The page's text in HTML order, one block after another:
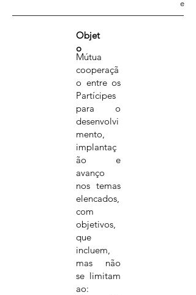
e
Objet
o
Mútua
cooperaçã
o entre os
Partícipes
para o
desenvolvi
mento,
implantaç
ão e
avanço
nos temas
elencados,
com
objetivos,
que
incluem,
mas não
se limitam
ao: